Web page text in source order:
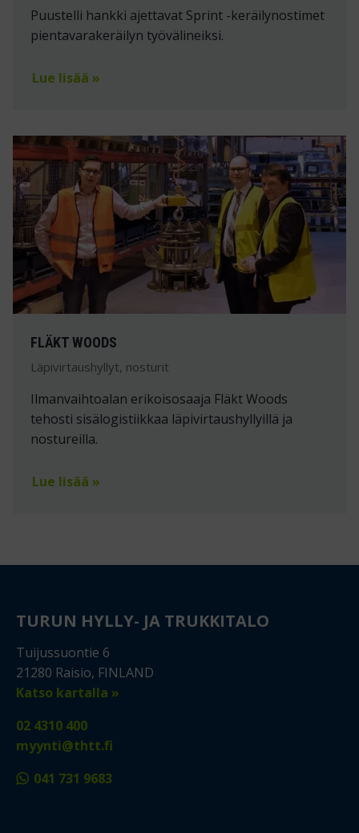
Puustelli hankki ajettavat Sprint -keräilynostimet
pientavarakeräilyn työvälineiksi.
Lue lisää »
FLÄKT WOODS
Läpivirtaushyllyt, nosturit
Ilmanvaihtoalan erikoisosaaja Fläkt Woods
tehosti sisälogistiikkaa läpivirtaushyllyillä ja
nostureilla.
Lue lisää »
TURUN HYLLY- JA TRUKKITALO
Tuijussuontie 6
21280 Raisio, FINLAND
Katso kartalla »
02 4310 400
myynti@thtt.fi
041 731 9683